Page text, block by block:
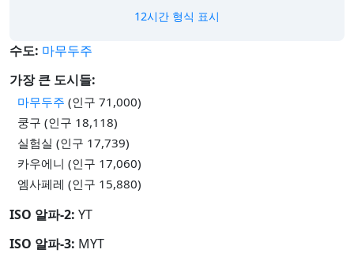
12시간 형식 표시
수도: 마무두주
가장 큰 도시들:
마무두주 (인구 71,000)
쿵구 (인구 18,118)
실험실 (인구 17,739)
카우에니 (인구 17,060)
엠사페레 (인구 15,880)
ISO 알파-2: YT
ISO 알파-3: MYT